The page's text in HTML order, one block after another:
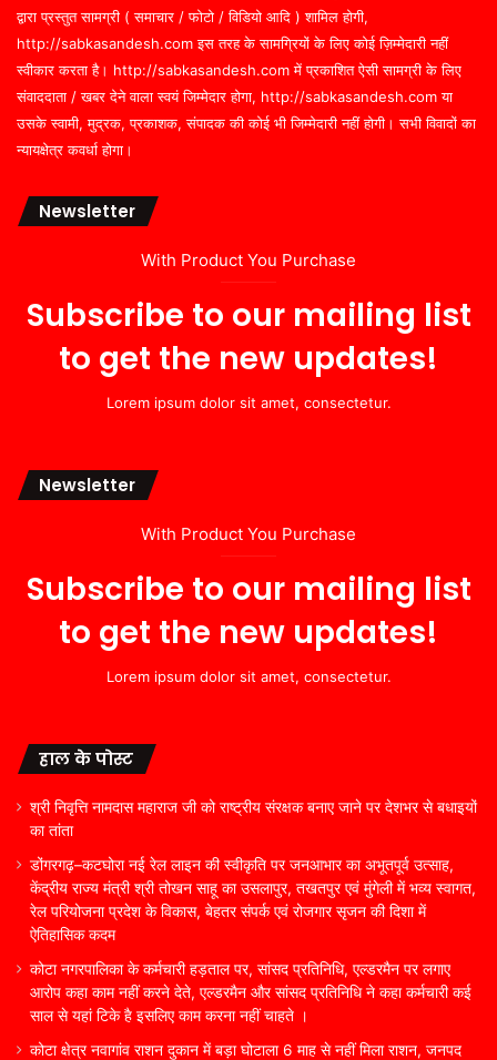
द्वारा प्रस्तुत सामग्री ( समाचार / फोटो / विडियो आदि ) शामिल होगी,
http://sabkasandesh.com इस तरह के सामग्रियों के लिए कोई ज़िम्मेदारी नहीं
स्वीकार करता है। http://sabkasandesh.com में प्रकाशित ऐसी सामग्री के लिए
संवाददाता / खबर देने वाला स्वयं जिम्मेदार होगा, http://sabkasandesh.com या
उसके स्वामी, मुद्रक, प्रकाशक, संपादक की कोई भी जिम्मेदारी नहीं होगी। सभी विवादों का
न्यायक्षेत्र कवर्धा होगा।
Newsletter
With Product You Purchase
Subscribe to our mailing list
to get the new updates!
Lorem ipsum dolor sit amet, consectetur.
Newsletter
With Product You Purchase
Subscribe to our mailing list
to get the new updates!
Lorem ipsum dolor sit amet, consectetur.
हाल के पोस्ट
श्री निवृत्ति नामदास महाराज जी को राष्ट्रीय संरक्षक बनाए जाने पर देशभर से बधाइयों
का तांता
डोंगरगढ़–कटघोरा नई रेल लाइन की स्वीकृति पर जनआभार का अभूतपूर्व उत्साह,
केंद्रीय राज्य मंत्री श्री तोखन साहू का उसलापुर, तखतपुर एवं मुंगेली में भव्य स्वागत,
रेल परियोजना प्रदेश के विकास, बेहतर संपर्क एवं रोजगार सृजन की दिशा में
ऐतिहासिक कदम
कोटा नगरपालिका के कर्मचारी हड़ताल पर, सांसद प्रतिनिधि, एल्डरमैन पर लगाए
आरोप कहा काम नहीं करने देते, एल्डरमैन और सांसद प्रतिनिधि ने कहा कर्मचारी कई
साल से यहां टिके है इसलिए काम करना नहीं चाहते ।
कोटा क्षेत्र नवागांव राशन दुकान में बड़ा घोटाला 6 माह से नहीं मिला राशन, जनपद